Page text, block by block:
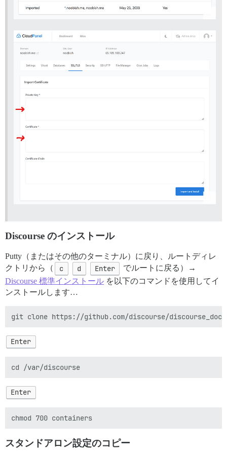
Discourse のインストール
Putty（またはその他のターミナル）に戻り、ルートディレ
クトリから（
c d Enter
でルートに戻る）→
Discourse 標準インストール を以下のコマンドを使用してイ
ンストールします…
Enter
Enter
スタンドアロン設定のコピー